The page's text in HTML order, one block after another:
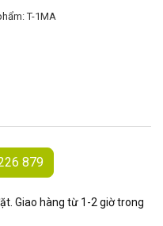
T-1MA
879
Giao hàng từ 1-2 giờ trong